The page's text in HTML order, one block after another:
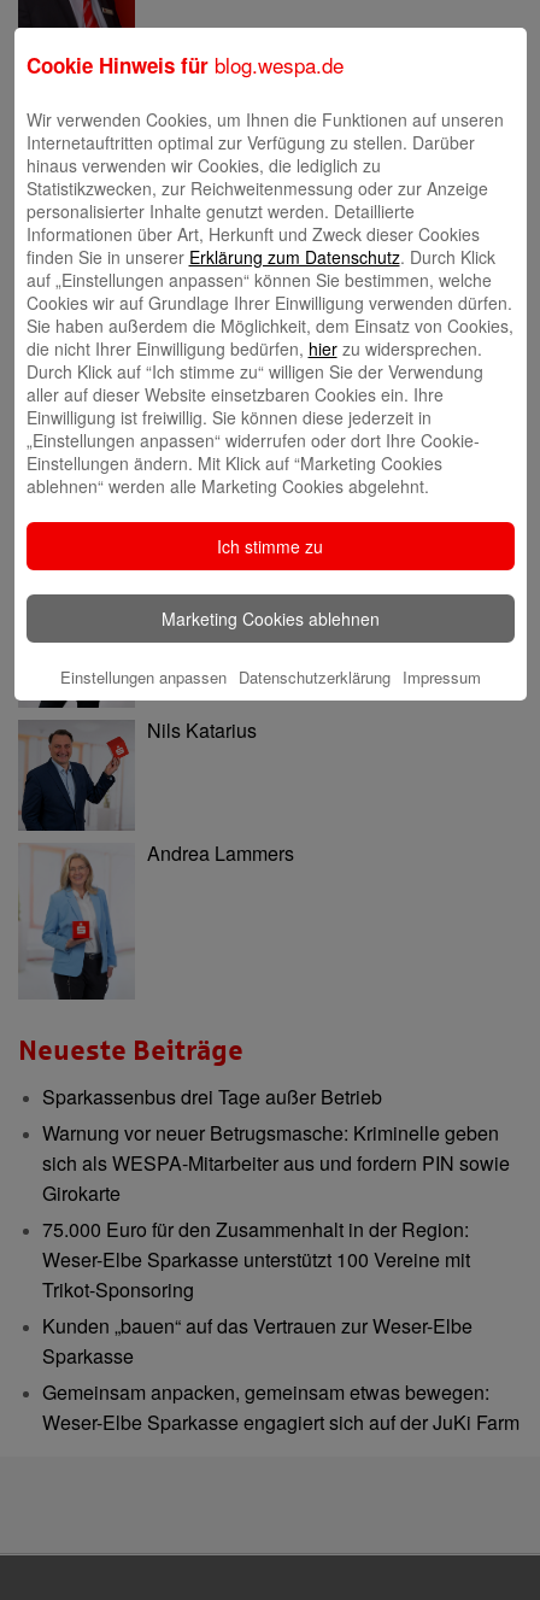
Eva Bläsen
Tina Blatz-Ruhnau
Annette Butzke
Ninia Käckenmester
Nils Katarius
Andrea Lammers
Neueste Beiträge
Sparkassenbus drei Tage außer Betrieb
Warnung vor neuer Betrugsmasche: Kriminelle geben
sich als WESPA-Mitarbeiter aus und fordern PIN sowie
Girokarte
75.000 Euro für den Zusammenhalt in der Region:
Weser-Elbe Sparkasse unterstützt 100 Vereine mit
Trikot-Sponsoring
Kunden „bauen“ auf das Vertrauen zur Weser-Elbe
Sparkasse
Gemeinsam anpacken, gemeinsam etwas bewegen:
Weser-Elbe Sparkasse engagiert sich auf der JuKi Farm
Cookie Hinweis für blog.wespa.de
Wir verwenden Cookies, um Ihnen die Funktionen auf unseren
Internetauftritten optimal zur Verfügung zu stellen. Darüber
hinaus verwenden wir Cookies, die lediglich zu
Statistikzwecken, zur Reichweitenmessung oder zur Anzeige
personalisierter Inhalte genutzt werden. Detaillierte
Informationen über Art, Herkunft und Zweck dieser Cookies
finden Sie in unserer Erklärung zum Datenschutz. Durch Klick
auf „Einstellungen anpassen“ können Sie bestimmen, welche
Cookies wir auf Grundlage Ihrer Einwilligung verwenden dürfen.
Sie haben außerdem die Möglichkeit, dem Einsatz von Cookies,
die nicht Ihrer Einwilligung bedürfen, hierzu widersprechen.
Durch Klick auf “Ich stimme zu“ willigen Sie der Verwendung
aller auf dieser Website einsetzbaren Cookies ein. Ihre
Einwilligung ist freiwillig. Sie können diese jederzeit in
„Einstellungen anpassen“ widerrufen oder dort Ihre Cookie-
Einstellungen ändern. Mit Klick auf “Marketing Cookies
ablehnen“ werden alle Marketing Cookies abgelehnt.
Ich stimme zu
Marketing Cookies ablehnen
Einstellungen anpassen Datenschutzerklärung Impressum